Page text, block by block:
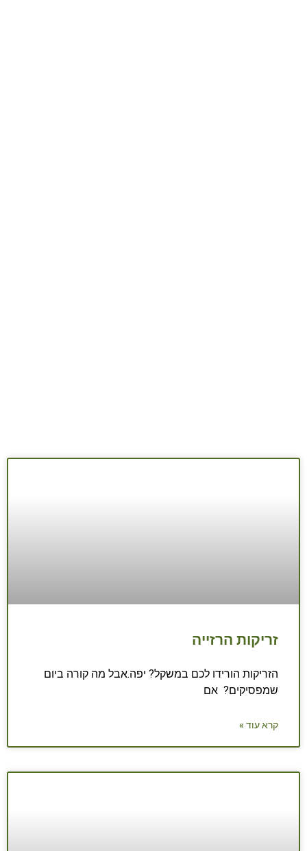
זריקות הרזייה
הזריקות הורידו לכם במשקל? יפה.אבל מה קורה ביום
שמפסיקים? אם
קרא עוד »